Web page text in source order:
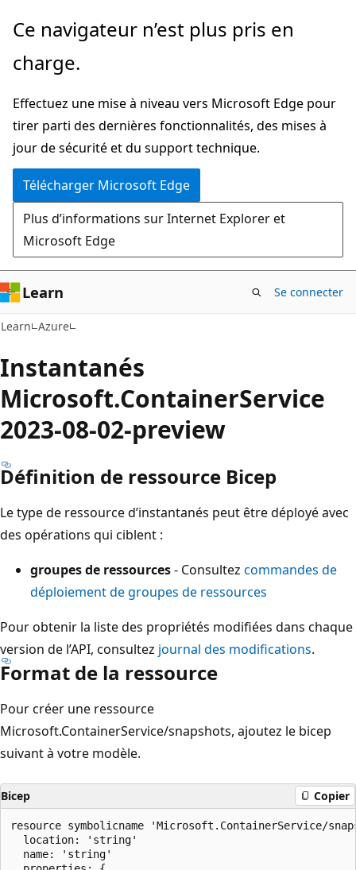
Passer
directement
au
principal
Ce navigateur n’est plus pris en
charge.
Effectuez une mise à niveau vers Microsoft Edge pour
tirer parti des dernières fonctionnalités, des mises à
jour de sécurité et du support technique.
Télécharger Microsoft Edge
Plus d’informations sur Internet Explorer et
Microsoft Edge
Learn Se connecter
Learn Azure
Instantanés
Microsoft.ContainerService
2023-08-02-preview
Définition de ressource Bicep
Le type de ressource d’instantanés peut être déployé avec
des opérations qui ciblent :
groupes de ressources- Consultez commandes de
déploiement de groupes de ressources
Pour obtenir la liste des propriétés modifiées dans chaque
version de l’API, consultez journal des modifications.
Format de la ressource
Pour créer une ressource
Microsoft.ContainerService/snapshots, ajoutez le bicep
suivant à votre modèle.
Bicep Copier
resource symbolicname 'Microsoft.ContainerService/
  location: 'string'
  name: 'string'